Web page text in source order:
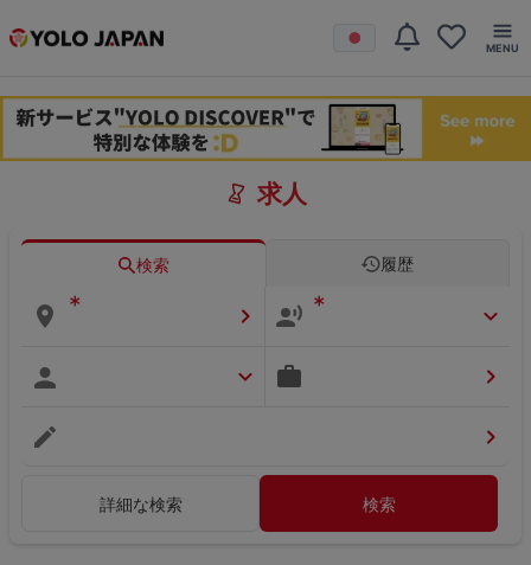
求人
検索 履歴
* *
詳細な検索 検索